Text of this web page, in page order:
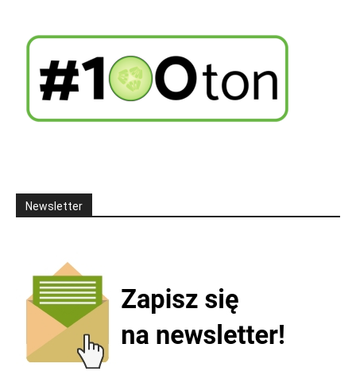
Newsletter